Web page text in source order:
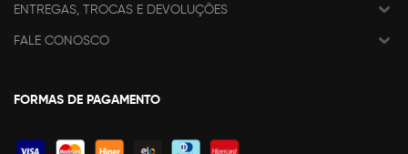
ENTREGAS, TROCAS E DEVOLUÇÕES
FALE CONOSCO
FORMAS DE PAGAMENTO